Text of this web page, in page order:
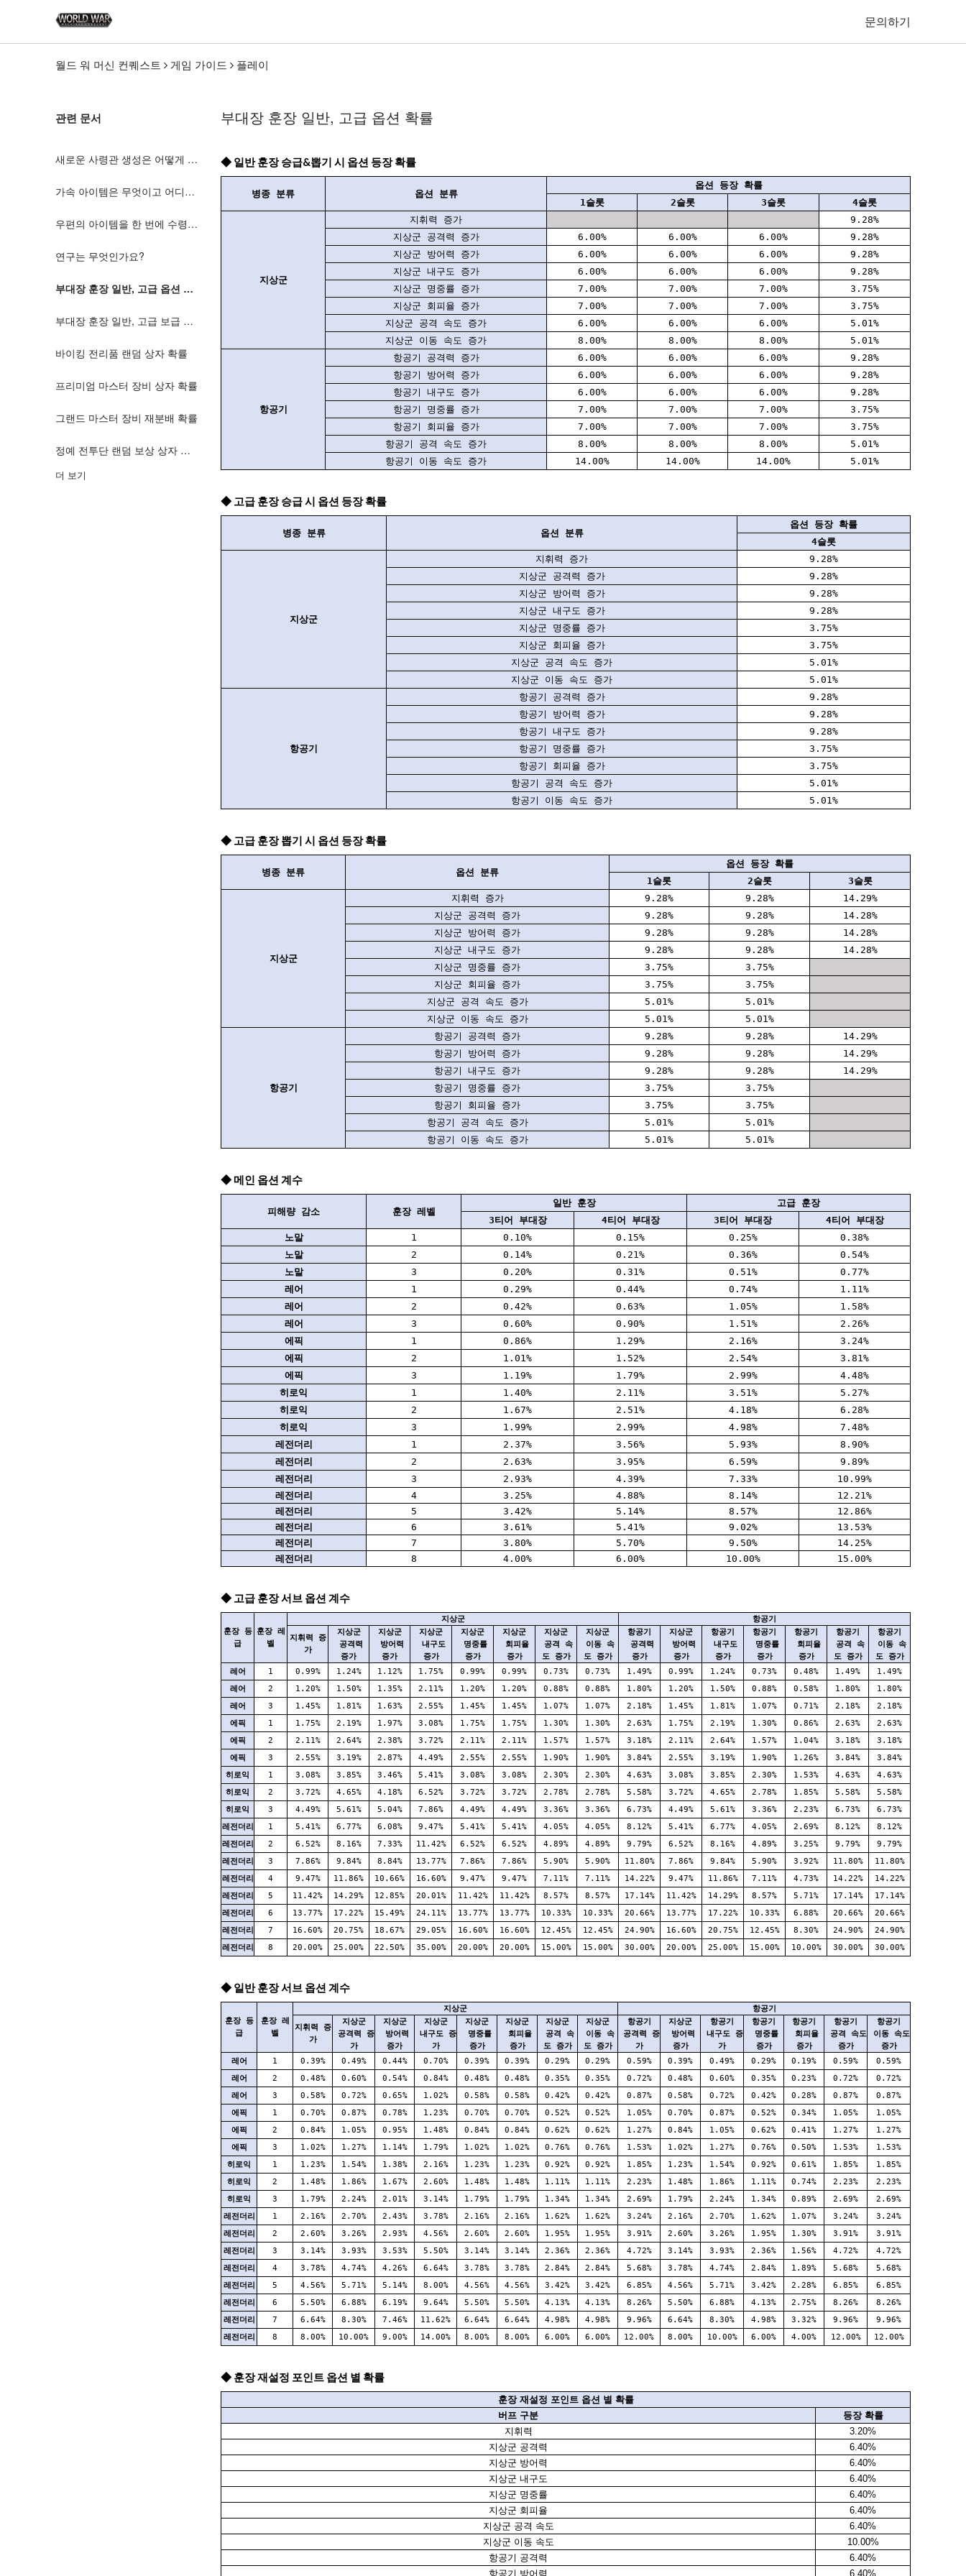
문의하기
월드 워 머신 컨퀘스트 게임 가이드 플레이
부대장 훈장 일반, 고급 옵션 확률
◆ 일반 훈장 승급&뽑기 시 옵션 등장 확률
병종 분류 옵션 분류
옵션 등장 확률
1슬롯
2슬롯 3슬롯 4슬롯
지상군
지휘력 증가
9.28%
지상군 공격력 증가
6.00% 6.00% 6.00%
9.28%
지상군 방어력 증가
6.00% 6.00% 6.00%
9.28%
지상군 내구도 증가
6.00% 6.00% 6.00%
9.28%
지상군 명중률 증가
7.00% 7.00% 7.00%
3.75%
지상군 회피율 증가
7.00% 7.00% 7.00%
3.75%
지상군 공격 속도 증가
6.00% 6.00% 6.00%
5.01%
지상군 이동 속도 증가
8.00% 8.00% 8.00% 5.01%
항공기
항공기 공격력 증가 6.00% 6.00% 6.00%
9.28%
항공기 방어력 증가
6.00% 6.00% 6.00%
9.28%
항공기 내구도 증가
6.00% 6.00% 6.00%
9.28%
항공기 명중률 증가
7.00% 7.00% 7.00%
3.75%
항공기 회피율 증가
7.00% 7.00% 7.00%
3.75%
항공기 공격 속도 증가
8.00% 8.00% 8.00%
5.01%
항공기 이동 속도 증가
14.00% 14.00% 14.00% 5.01%
◆ 고급 훈장 승급 시 옵션 등장 확률
병종 분류 옵션 분류
옵션 등장 확률
4슬롯
지상군
지휘력 증가
9.28%
지상군 공격력 증가
9.28%
지상군 방어력 증가
9.28%
지상군 내구도 증가
9.28%
지상군 명중률 증가
3.75%
지상군 회피율 증가
3.75%
지상군 공격 속도 증가
5.01%
지상군 이동 속도 증가
5.01%
항공기
항공기 공격력 증가
9.28%
항공기 방어력 증가
9.28%
항공기 내구도 증가
9.28%
항공기 명중률 증가
3.75%
항공기 회피율 증가
3.75%
항공기 공격 속도 증가
5.01%
항공기 이동 속도 증가
5.01%
◆ 고급 훈장 뽑기 시 옵션 등장 확률
병종 분류 옵션 분류
옵션 등장 확률
1슬롯
2슬롯 3슬롯
지상군
지휘력 증가 9.28% 9.28%
14.29%
지상군 공격력 증가
9.28% 9.28%
14.28%
지상군 방어력 증가
9.28% 9.28%
14.28%
지상군 내구도 증가
9.28% 9.28%
14.28%
지상군 명중률 증가
3.75%
3.75%
지상군 회피율 증가
3.75%
3.75%
지상군 공격 속도 증가
5.01%
5.01%
지상군 이동 속도 증가
5.01% 5.01%
항공기
항공기 공격력 증가 9.28% 9.28%
14.29%
항공기 방어력 증가
9.28% 9.28%
14.29%
항공기 내구도 증가
9.28% 9.28%
14.29%
항공기 명중률 증가
3.75%
3.75%
항공기 회피율 증가
3.75%
3.75%
항공기 공격 속도 증가
5.01%
5.01%
항공기 이동 속도 증가
5.01% 5.01%
◆ 메인 옵션 계수
피해량 감소 훈장 레벨
일반 훈장
고급 훈장
3티어 부대장
4티어 부대장 3티어 부대장
4티어 부대장
노말
1 0.10% 0.15% 0.25%
0.38%
노말
2 0.14% 0.21% 0.36%
0.54%
노말
3 0.20% 0.31% 0.51%
0.77%
레어
1 0.29% 0.44% 0.74%
1.11%
레어
2 0.42% 0.63% 1.05%
1.58%
레어
3 0.60% 0.90% 1.51%
2.26%
에픽
1 0.86% 1.29% 2.16%
3.24%
에픽
2 1.01% 1.52% 2.54%
3.81%
에픽
3 1.19% 1.79% 2.99%
4.48%
히로익
1 1.40% 2.11% 3.51%
5.27%
히로익
2 1.67% 2.51% 4.18%
6.28%
히로익
3 1.99% 2.99% 4.98%
7.48%
레전더리
1 2.37% 3.56% 5.93%
8.90%
레전더리
2 2.63% 3.95% 6.59%
9.89%
레전더리
3 2.93% 4.39% 7.33%
10.99%
레전더리
4 3.25% 4.88% 8.14%
12.21%
레전더리
5 3.42% 5.14% 8.57%
12.86%
레전더리
6 3.61% 5.41% 9.02%
13.53%
레전더리
7 3.80% 5.70% 9.50%
14.25%
레전더리
8 4.00% 6.00% 10.00% 15.00%
◆ 고급 훈장 서브 옵션 계수
훈장 등
급
훈장 레
벨
지상군
항공기
지휘력 증
가
지상군
공격력
증가
지상군
방어력
증가
지상군
내구도
증가
지상군
명중률
증가
지상군
회피율
증가
지상군
공격 속
도 증가
지상군
이동 속
도 증가
항공기
공격력
증가
지상군
방어력
증가
항공기
내구도
증가
항공기
명중률
증가
항공기
회피율
증가
항공기
공격 속
도 증가
항공기
이동 속
도 증가
레어
1 0.99% 1.24% 1.12% 1.75% 0.99% 0.99% 0.73% 0.73% 1.49% 0.99% 1.24% 0.73% 0.48% 1.49%
1.49%
레어
2 1.20% 1.50% 1.35% 2.11% 1.20% 1.20% 0.88% 0.88% 1.80% 1.20% 1.50% 0.88% 0.58% 1.80%
1.80%
레어
3 1.45% 1.81% 1.63% 2.55% 1.45% 1.45% 1.07% 1.07% 2.18% 1.45% 1.81% 1.07% 0.71% 2.18%
2.18%
에픽
1 1.75% 2.19% 1.97% 3.08% 1.75% 1.75% 1.30% 1.30% 2.63% 1.75% 2.19% 1.30% 0.86% 2.63%
2.63%
에픽
2 2.11% 2.64% 2.38% 3.72% 2.11% 2.11% 1.57% 1.57% 3.18% 2.11% 2.64% 1.57% 1.04% 3.18%
3.18%
에픽
3 2.55% 3.19% 2.87% 4.49% 2.55% 2.55% 1.90% 1.90% 3.84% 2.55% 3.19% 1.90% 1.26% 3.84%
3.84%
히로익
1 3.08% 3.85% 3.46% 5.41% 3.08% 3.08% 2.30% 2.30% 4.63% 3.08% 3.85% 2.30% 1.53% 4.63%
4.63%
히로익
2 3.72% 4.65% 4.18% 6.52% 3.72% 3.72% 2.78% 2.78% 5.58% 3.72% 4.65% 2.78% 1.85% 5.58%
5.58%
히로익
3 4.49% 5.61% 5.04% 7.86% 4.49% 4.49% 3.36% 3.36% 6.73% 4.49% 5.61% 3.36% 2.23% 6.73%
6.73%
레전더리
1 5.41% 6.77% 6.08% 9.47% 5.41% 5.41% 4.05% 4.05% 8.12% 5.41% 6.77% 4.05% 2.69% 8.12%
8.12%
레전더리
2 6.52% 8.16% 7.33% 11.42% 6.52% 6.52% 4.89% 4.89% 9.79% 6.52% 8.16% 4.89% 3.25% 9.79%
9.79%
레전더리
3 7.86% 9.84% 8.84% 13.77% 7.86% 7.86% 5.90% 5.90% 11.80% 7.86% 9.84% 5.90% 3.92% 11.80%
11.80%
레전더리
4 9.47% 11.86% 10.66% 16.60% 9.47% 9.47% 7.11% 7.11% 14.22% 9.47% 11.86% 7.11% 4.73% 14.22%
14.22%
레전더리
5 11.42% 14.29% 12.85% 20.01% 11.42% 11.42% 8.57% 8.57% 17.14% 11.42% 14.29% 8.57% 5.71% 17.14%
17.14%
레전더리
6 13.77% 17.22% 15.49% 24.11% 13.77% 13.77% 10.33% 10.33% 20.66% 13.77% 17.22% 10.33% 6.88% 20.66%
20.66%
레전더리
7 16.60% 20.75% 18.67% 29.05% 16.60% 16.60% 12.45% 12.45% 24.90% 16.60% 20.75% 12.45% 8.30% 24.90%
24.90%
레전더리
8 20.00% 25.00% 22.50% 35.00% 20.00% 20.00% 15.00% 15.00% 30.00% 20.00% 25.00% 15.00% 10.00% 30.00% 30.00%
◆ 일반 훈장 서브 옵션 계수
훈장 등
급
훈장 레
벨
지상군
항공기
지휘력 증
가
지상군
공격력 증
가
지상군
방어력
증가
지상군
내구도 증
가
지상군
명중률
증가
지상군
회피율
증가
지상군
공격 속
도 증가
지상군
이동 속
도 증가
항공기
공격력 증
가
지상군
방어력
증가
항공기
내구도 증
가
항공기
명중률
증가
항공기
회피율
증가
항공기
공격 속도
증가
항공기
이동 속도
증가
레어
1 0.39% 0.49% 0.44% 0.70% 0.39% 0.39% 0.29% 0.29% 0.59% 0.39% 0.49% 0.29% 0.19% 0.59%
0.59%
레어
2 0.48% 0.60% 0.54% 0.84% 0.48% 0.48% 0.35% 0.35% 0.72% 0.48% 0.60% 0.35% 0.23% 0.72%
0.72%
레어
3 0.58% 0.72% 0.65% 1.02% 0.58% 0.58% 0.42% 0.42% 0.87% 0.58% 0.72% 0.42% 0.28% 0.87%
0.87%
에픽
1 0.70% 0.87% 0.78% 1.23% 0.70% 0.70% 0.52% 0.52% 1.05% 0.70% 0.87% 0.52% 0.34% 1.05%
1.05%
에픽
2 0.84% 1.05% 0.95% 1.48% 0.84% 0.84% 0.62% 0.62% 1.27% 0.84% 1.05% 0.62% 0.41% 1.27%
1.27%
에픽
3 1.02% 1.27% 1.14% 1.79% 1.02% 1.02% 0.76% 0.76% 1.53% 1.02% 1.27% 0.76% 0.50% 1.53%
1.53%
히로익
1 1.23% 1.54% 1.38% 2.16% 1.23% 1.23% 0.92% 0.92% 1.85% 1.23% 1.54% 0.92% 0.61% 1.85%
1.85%
히로익
2 1.48% 1.86% 1.67% 2.60% 1.48% 1.48% 1.11% 1.11% 2.23% 1.48% 1.86% 1.11% 0.74% 2.23%
2.23%
히로익
3 1.79% 2.24% 2.01% 3.14% 1.79% 1.79% 1.34% 1.34% 2.69% 1.79% 2.24% 1.34% 0.89% 2.69%
2.69%
레전더리
1 2.16% 2.70% 2.43% 3.78% 2.16% 2.16% 1.62% 1.62% 3.24% 2.16% 2.70% 1.62% 1.07% 3.24%
3.24%
레전더리
2 2.60% 3.26% 2.93% 4.56% 2.60% 2.60% 1.95% 1.95% 3.91% 2.60% 3.26% 1.95% 1.30% 3.91%
3.91%
레전더리
3 3.14% 3.93% 3.53% 5.50% 3.14% 3.14% 2.36% 2.36% 4.72% 3.14% 3.93% 2.36% 1.56% 4.72%
4.72%
레전더리
4 3.78% 4.74% 4.26% 6.64% 3.78% 3.78% 2.84% 2.84% 5.68% 3.78% 4.74% 2.84% 1.89% 5.68%
5.68%
레전더리
5 4.56% 5.71% 5.14% 8.00% 4.56% 4.56% 3.42% 3.42% 6.85% 4.56% 5.71% 3.42% 2.28% 6.85%
6.85%
레전더리
6 5.50% 6.88% 6.19% 9.64% 5.50% 5.50% 4.13% 4.13% 8.26% 5.50% 6.88% 4.13% 2.75% 8.26%
8.26%
레전더리
7 6.64% 8.30% 7.46% 11.62% 6.64% 6.64% 4.98% 4.98% 9.96% 6.64% 8.30% 4.98% 3.32% 9.96%
9.96%
레전더리
8 8.00% 10.00% 9.00% 14.00% 8.00% 8.00% 6.00% 6.00% 12.00% 8.00% 10.00% 6.00% 4.00% 12.00% 12.00%
◆ 훈장 재설정 포인트 옵션 별 확률
훈장 재설정 포인트 옵션 별 확률
버프 구분 등장 확률
지휘력
3.20%
지상군 공격력
6.40%
지상군 방어력
6.40%
지상군 내구도
6.40%
지상군 명중률
6.40%
지상군 회피율
6.40%
지상군 공격 속도
6.40%
지상군 이동 속도
10.00%
항공기 공격력
6.40%
항공기 방어력
6.40%
관련 문서
새로운 사령관 생성은 어떻게 하나요?
가속 아이템은 무엇이고 어디에 사용하나요?
우편의 아이템을 한 번에 수령하고 싶어요.
연구는 무엇인가요?
부대장 훈장 일반, 고급 옵션 확률
부대장 훈장 일반, 고급 보급 상점 확률
바이킹 전리품 랜덤 상자 확률
프리미엄 마스터 장비 상자 확률
그랜드 마스터 장비 재분배 확률
정예 전투단 랜덤 보상 상자 확률
더 보기